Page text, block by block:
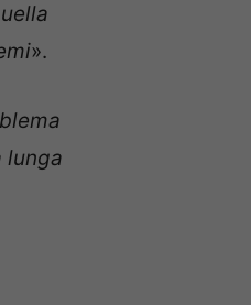
».
lunga